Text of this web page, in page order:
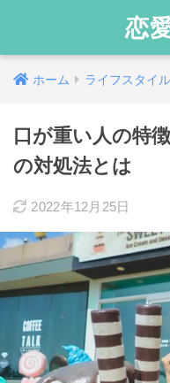
恋
ホーム ライフスタイル
口が重い人の特
の対処法とは
2022年12月25日